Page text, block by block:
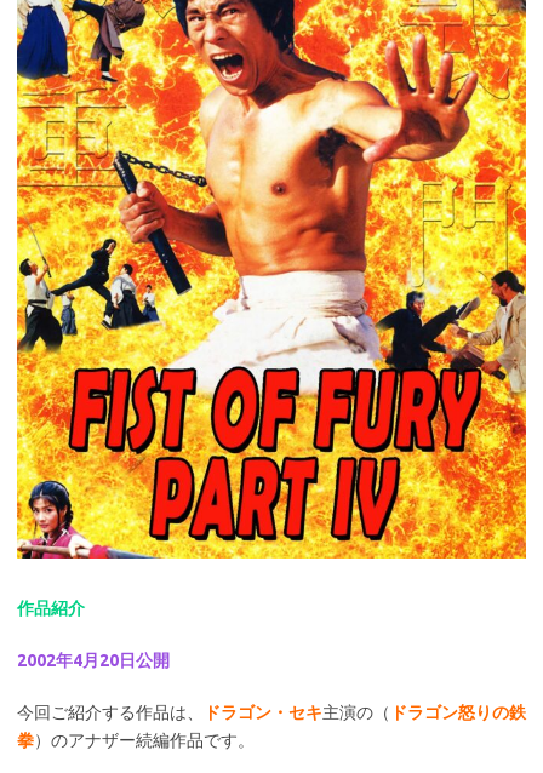
作品紹介
2002年4月20日公開
今回ご紹介する作品は、 ドラゴン・セキ主演の（ ドラゴン怒りの鉄
拳）のアナザー続編作品です。